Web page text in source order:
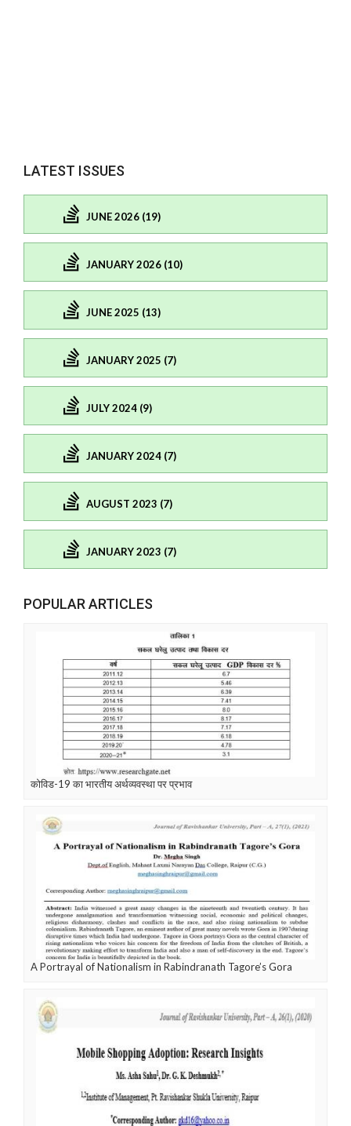
LATEST ISSUES
JUNE 2026 (19)
JANUARY 2026 (10)
JUNE 2025 (13)
JANUARY 2025 (7)
JULY 2024 (9)
JANUARY 2024 (7)
AUGUST 2023 (7)
JANUARY 2023 (7)
POPULAR ARTICLES
कोविड-19 का भारतीय अर्थव्यवस्था पर प्रभाव
A Portrayal of Nationalism in Rabindranath Tagore’s Gora